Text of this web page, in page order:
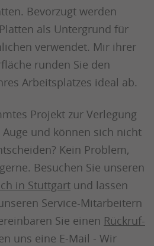
Bevorzugt werden
als Untergrund für
verwendet. Mir ihrer
runden Sie den
Arbeitsplatzes ideal ab.
Projekt zur Verlegung
und können sich nicht
Kein Problem,
Besuchen Sie unseren
in Stuttgart und lassen
Service-Mitarbeitern
Sie einen Rückruf-
uns eine E-Mail - Wir